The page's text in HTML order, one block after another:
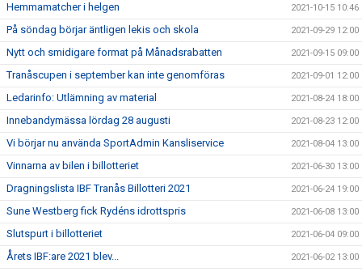
Hemmamatcher i helgen 2021-10-15 10:46
På söndag börjar äntligen lekis och skola 2021-09-29 12:00
Nytt och smidigare format på Månadsrabatten 2021-09-15 09:00
Tranåscupen i september kan inte genomföras 2021-09-01 12:00
Ledarinfo: Utlämning av material 2021-08-24 18:00
Innebandymässa lördag 28 augusti 2021-08-23 12:00
Vi börjar nu använda SportAdmin Kansliservice 2021-08-04 13:00
Vinnarna av bilen i billotteriet 2021-06-30 13:00
Dragningslista IBF Tranås Billotteri 2021 2021-06-24 19:00
Sune Westberg fick Rydéns idrottspris 2021-06-08 13:00
Slutspurt i billotteriet 2021-06-04 09:00
Årets IBF:are 2021 blev... 2021-06-02 13:00